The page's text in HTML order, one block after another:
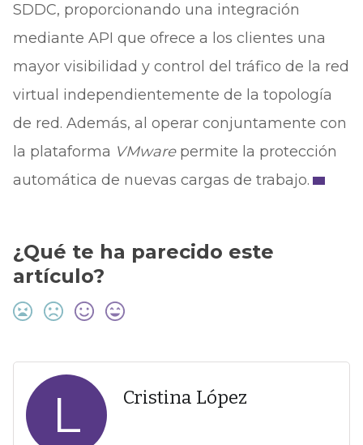
SDDC, proporcionando una integración
mediante API que ofrece a los clientes una
mayor visibilidad y control del tráfico de la red
virtual independientemente de la topología
de red. Además, al operar conjuntamente con
la plataforma VMwarepermite la protección
automática de nuevas cargas de trabajo.
¿Qué te ha parecido este
artículo?
L Cristina López